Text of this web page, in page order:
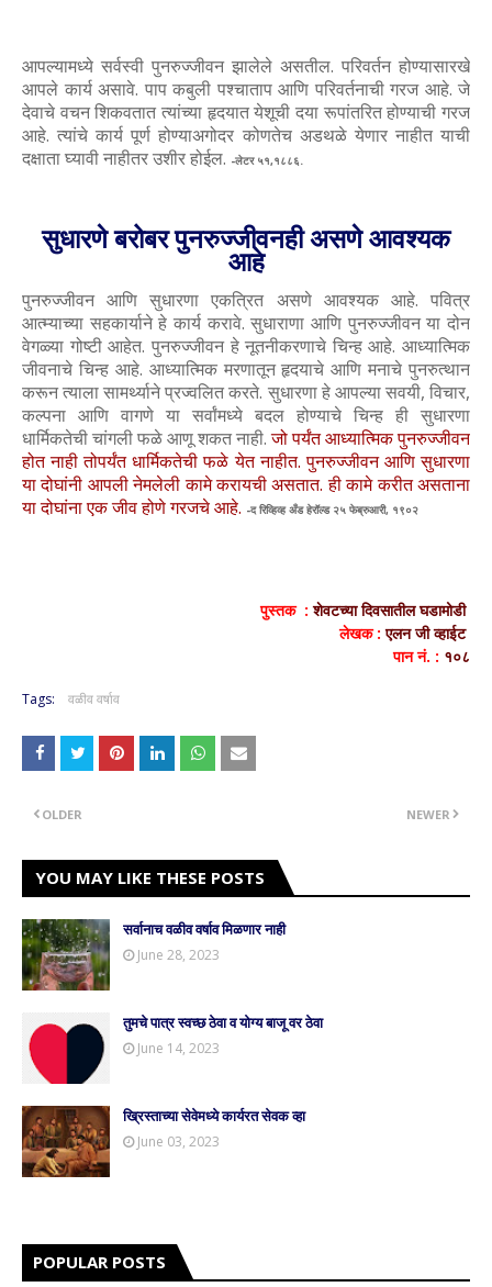
आपल्यामध्ये सर्वस्वी पुनरुज्जीवन झालेले असतील. परिवर्तन होण्यासारखे
आपले कार्य असावे. पाप कबुली पश्चाताप आणि परिवर्तनाची गरज आहे. जे
देवाचे वचन शिकवतात त्यांच्या हृदयात येशूची दया रूपांतरित होण्याची गरज
आहे. त्यांचे कार्य पूर्ण होण्याअगोदर कोणतेच अडथळे येणार नाहीत याची
दक्षाता घ्यावी नाहीतर उशीर होईल. -लेटर ५१,१८८६.
सुधारणे बरोबर पुनरुज्जीवनही असणे आवश्यक
आहे
पुनरुज्जीवन आणि सुधारणा एकत्रित असणे आवश्यक आहे. पवित्र
आत्म्याच्या सहकार्याने हे कार्य करावे. सुधाराणा आणि पुनरुज्जीवन या दोन
वेगळ्या गोष्टी आहेत. पुनरुज्जीवन हे नूतनीकरणाचे चिन्ह आहे. आध्यात्मिक
जीवनाचे चिन्ह आहे. आध्यात्मिक मरणातून हृदयाचे आणि मनाचे पुनरुत्थान
करून त्याला सामर्थ्याने प्रज्वलित करते. सुधारणा हे आपल्या सवयी, विचार,
कल्पना आणि वागणे या सर्वांमध्ये बदल होण्याचे चिन्ह ही सुधारणा
धार्मिकतेची चांगली फळे आणू शकत नाही.जो पर्यंत आध्यात्मिक पुनरुज्जीवन
होत नाही तोपर्यंत धार्मिकतेची फळे येत नाहीत. पुनरुज्जीवन आणि सुधारणा
या दोघांनी आपली नेमलेली कामे करायची असतात. ही कामे करीत असताना
या दोघांना एक जीव होणे गरजचे आहे. -द रिव्हिव्ह अँड हेरॉल्ड २५ फेब्रुआरी, १९०२
पुस्तक : शेवटच्या दिवसातील घडामोडी
लेखक : एलन जी व्हाईट
पान नं. : १०८
Tags: वळीव वर्षाव
NEWER
OLDER
YOU MAY LIKE THESE POSTS
सर्वानाच वळीव वर्षाव मिळणार नाही
June 28, 2023
तुमचे पात्र स्वच्छ ठेवा व योग्य बाजू वर ठेवा
June 14, 2023
ख्रिस्ताच्या सेवेमध्ये कार्यरत सेवक व्हा
June 03, 2023
POPULAR POSTS